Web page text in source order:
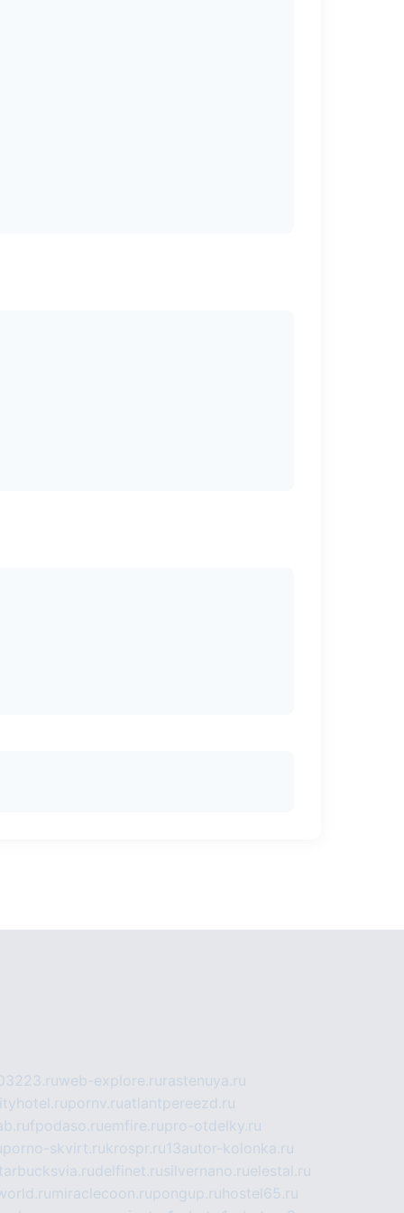
web-explore.ru rastenuya.ru
pornv.ruatlantpereezd.ru
fpodaso.ruemfire.rupro-otdelky.ru
porno-skvirt.rukrospr.ru13autor-kolonka.ru
delfinet.rusilvernano.ruelestal.ru
miraclecoon.rupongup.ru hostel65.ru